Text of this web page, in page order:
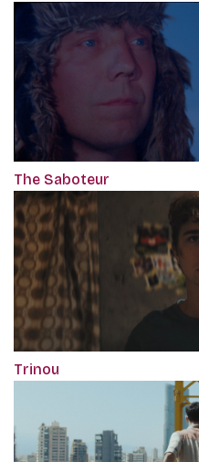
The Saboteur
Trinou